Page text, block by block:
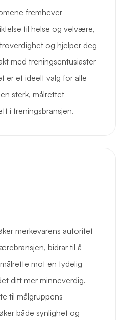
fremhever
til helse og velvære,
og hjelper deg
med treningsentusiaster
er et ideelt valg for alle
sterk, målrettet
i treningsbransjen.
merkevarens autoritet
bidrar til å
mot en tydelig
ditt mer minneverdig.
til målgruppens
både synlighet og